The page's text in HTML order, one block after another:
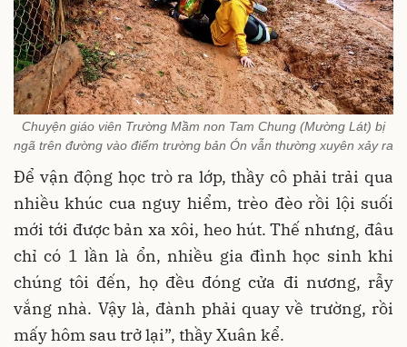
Chuyện giáo viên Trường Mầm non Tam Chung (Mường Lát) bị
ngã trên đường vào điểm trường bản Ón vẫn thường xuyên xảy ra
Để vận động học trò ra lớp, thầy cô phải trải qua
nhiều khúc cua nguy hiểm, trèo đèo rồi lội suối
mới tới được bản xa xôi, heo hút. Thế nhưng, đâu
chỉ có 1 lần là ổn, nhiều gia đình học sinh khi
chúng tôi đến, họ đều đóng cửa đi nương, rẫy
vắng nhà. Vậy là, đành phải quay về trường, rồi
mấy hôm sau trở lại”, thầy Xuân kể.